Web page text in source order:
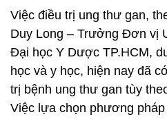
Việc điều trị ung thư gan,
Duy Long – Trưởng Đơn vị
Đại học Y Dược TP.HCM,
học và y học, hiện nay đã
trị bệnh ung thư gan tùy
Việc lựa chọn phương